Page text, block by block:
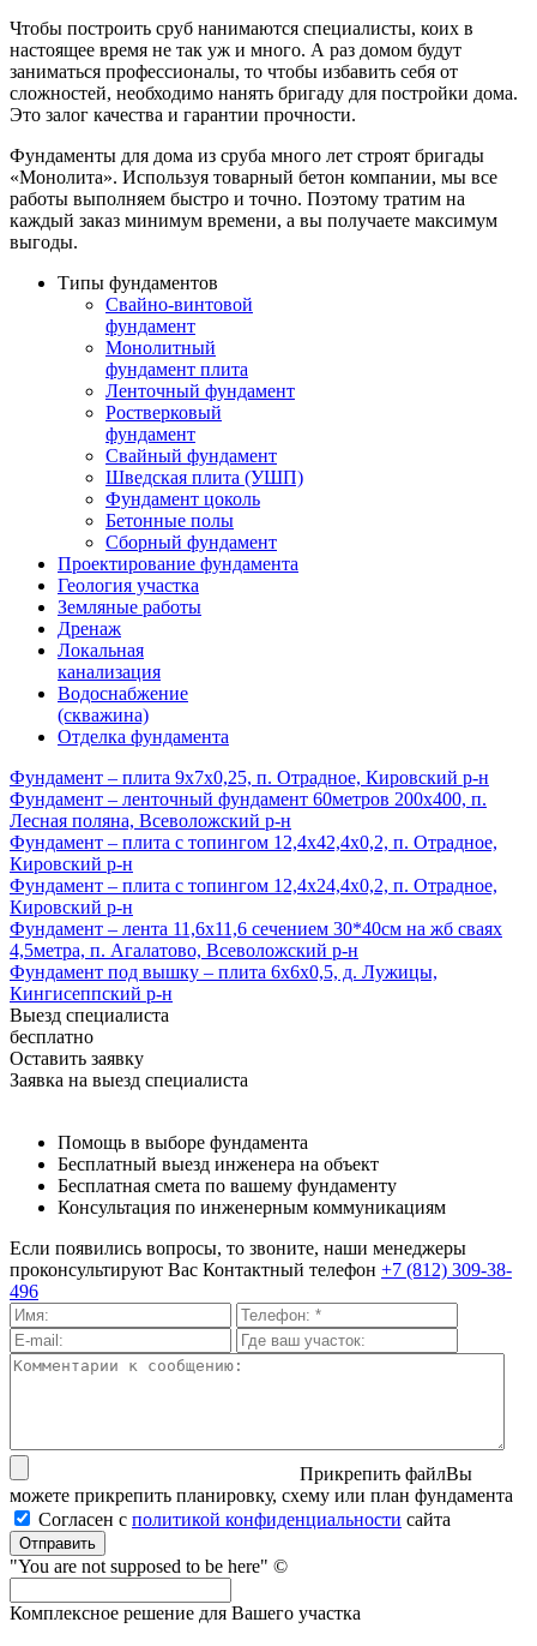
Чтобы построить сруб нанимаются специалисты, коих в
настоящее время не так уж и много. А раз домом будут
заниматься профессионалы, то чтобы избавить себя от
сложностей, необходимо нанять бригаду для постройки дома.
Это залог качества и гарантии прочности.
Фундаменты для дома из сруба много лет строят бригады
«Монолита». Используя товарный бетон компании, мы все
работы выполняем быстро и точно. Поэтому тратим на
каждый заказ минимум времени, а вы получаете максимум
выгоды.
Типы фундаментов
Свайно-винтовой
фундамент
Монолитный
фундамент плита
Ленточный фундамент
Ростверковый
фундамент
Свайный фундамент
Шведская плита (УШП)
Фундамент цоколь
Бетонные полы
Сборный фундамент
Проектирование фундамента
Геология участка
Земляные работы
Дренаж
Локальная
канализация
Водоснабжение
(скважина)
Отделка фундамента
Фундамент – плита 9х7х0,25, п. Отрадное, Кировский р-н
Фундамент – ленточный фундамент 60метров 200х400, п.
Лесная поляна, Всеволожский р-н
Фундамент – плита с топингом 12,4х42,4х0,2, п. Отрадное,
Кировский р-н
Фундамент – плита с топингом 12,4х24,4х0,2, п. Отрадное,
Кировский р-н
Фундамент – лента 11,6х11,6 сечением 30*40см на жб сваях
4,5метра, п. Агалатово, Всеволожский р-н
Фундамент под вышку – плита 6х6х0,5, д. Лужицы,
Кингисеппский р-н
Выезд специалиста
бесплатно
Оставить заявку
Заявка на выезд специалиста
Помощь в выборе фундамента
Бесплатный выезд инженера на объект
Бесплатная смета по вашему фундаменту
Консультация по инженерным коммуникациям
Если появились вопросы, то звоните, наши менеджеры
проконсультируют Вас Контактный телефон +7 (812) 309-38-
496
Прикрепить файлВы
можете прикрепить планировку, схему или план фундамента
Согласен с политикой кон­фи­ден­ци­аль­нос­ти сайта
Отправить
"You are not supposed to be here" ©
Комплексное решение для Вашего участка